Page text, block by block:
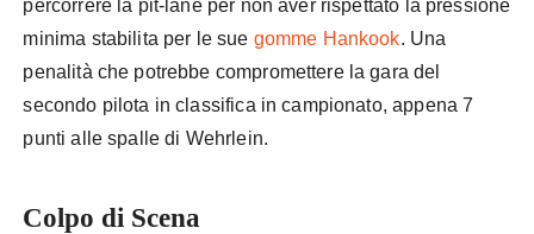
percorrere la pit-lane per non aver rispettato la pressione
minima stabilita per le sue gomme Hankook. Una
penalità che potrebbe compromettere la gara del
secondo pilota in classifica in campionato, appena 7
punti alle spalle di Wehrlein.
Colpo di Scena